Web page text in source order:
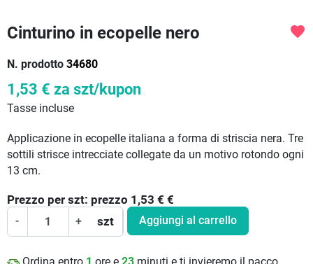
Cinturino in ecopelle nero
N. prodotto 34680
favorite
1,53 € za szt/kupon
Tasse incluse
Applicazione in ecopelle italiana a forma di striscia nera. Tre
sottili strisce intrecciate collegate da un motivo rotondo ogni
13 cm.
Prezzo per szt: prezzo 1,53 € €
- + szt Aggiungi al carrello